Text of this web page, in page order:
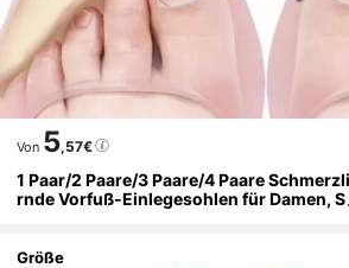
Von 5,57€
1 Paar/2 Paare/3 Paare/4 Paare
rnde Vorfuß-Einlegesohlen für Damen, S
Füllstoff, Schutzpolster
Größe